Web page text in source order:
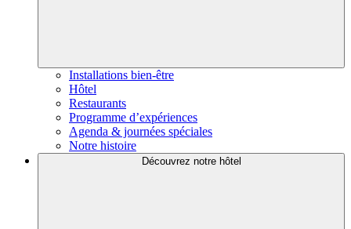
Installations bien-être
Hôtel
Restaurants
Programme d’expériences
Agenda & journées spéciales
Notre histoire
Découvrez notre hôtel